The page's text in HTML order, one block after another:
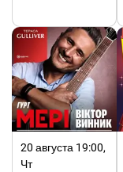
20 августа 19:00,
Чт